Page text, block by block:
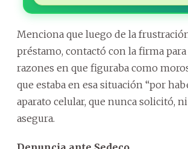
Menciona que luego de la
préstamo, contactó con la firma
razones en que figuraba como
que estaba en esa situación “por
aparato celular, que nunca solicitó,
asegura.